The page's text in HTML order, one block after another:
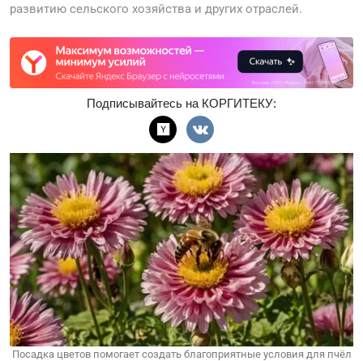
развитию сельского хозяйства и других отраслей.
Подписывайтесь на КОРГИТЕКУ:
Посадка цветов помогает создать благоприятные условия для пчёл